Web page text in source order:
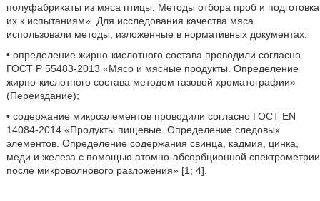
полуфабрикаты из мяса птицы. Методы отбора проб и подготовка
их к испытаниям». Для исследования качества мяса
использовали методы, изложенные в нормативных документах:
• определение жирно-кислотного состава проводили согласно
ГОСТ Р 55483-2013 «Мясо и мясные продукты. Определение
жирно-кислотного состава методом газовой хроматографии»
(Переиздание);
• содержание микроэлементов проводили согласно ГОСТ EN
14084-2014 «Продукты пищевые. Определение следовых
элементов. Определение содержания свинца, кадмия, цинка,
меди и железа с помощью атомно-абсорбционной спектрометрии
после микроволнового разложения» [1; 4].